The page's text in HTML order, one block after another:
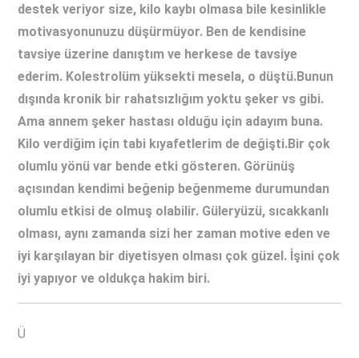
destek veriyor size, kilo kaybı olmasa bile kesinlikle
motivasyonunuzu düşürmüyor. Ben de kendisine
tavsiye üzerine danıştım ve herkese de tavsiye
ederim. Kolestrolüm yüksekti mesela, o düştü.Bunun
dışında kronik bir rahatsızlığım yoktu şeker vs gibi.
Ama annem şeker hastası olduğu için adayım buna.
Kilo verdiğim için tabi kıyafetlerim de değişti.Bir çok
olumlu yönü var bende etki gösteren. Görünüş
açısından kendimi beğenip beğenmeme durumundan
olumlu etkisi de olmuş olabilir. Güleryüzü, sıcakkanlı
olması, aynı zamanda sizi her zaman motive eden ve
iyi karşılayan bir diyetisyen olması çok güzel. İşini çok
iyi yapıyor ve oldukça hakim biri.
Ü